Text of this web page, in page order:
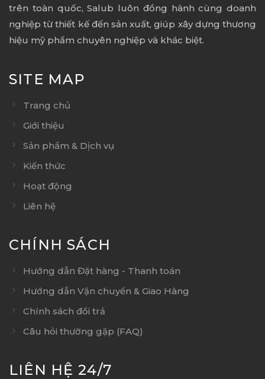
trên toàn quốc, Salub luôn đồng hành cùng doanh
nghiệp từ thiết kế đến sản xuất, giúp xây dựng thương
hiệu mỹ phẩm chuyên nghiệp và khác biệt.
SITE MAP
Trang chủ
Giới thiệu
Sản phẩm & Dịch vụ
Kiến thức
Hoạt động
Liên hệ
CHÍNH SÁCH
Hướng dẫn Đặt hàng - Thanh toán
Hướng dẫn Vận chuyển & Giao Hàng
Chính sách đổi trả
Câu hỏi thường gặp (FAQ)
LIÊN HỆ 24/7